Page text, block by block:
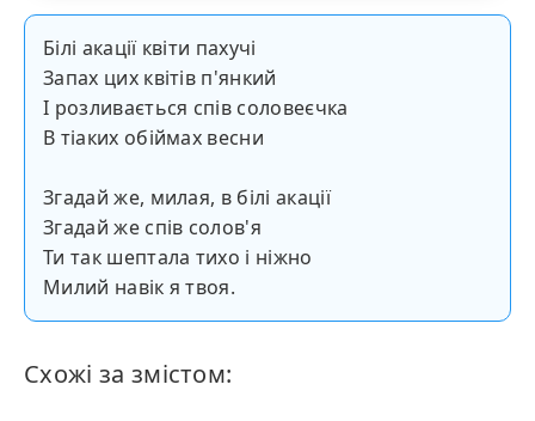
Білі акації квіти пахучі
Запах цих квітів п'янкий
І розливається спів соловеєчка
В тіаких обіймах весни
Згадай же, милая, в білі акації
Згадай же спів солов'я
Ти так шептала тихо і ніжно
Милий навік я твоя.
Схожі за змістом: